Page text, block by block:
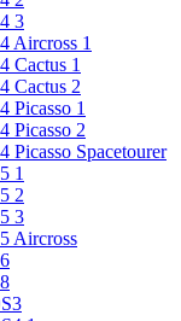
3
Aircross 1
Cactus 1
Cactus 2
Picasso 1
Picasso 2
Spacetourer
1
2
3
Aircross